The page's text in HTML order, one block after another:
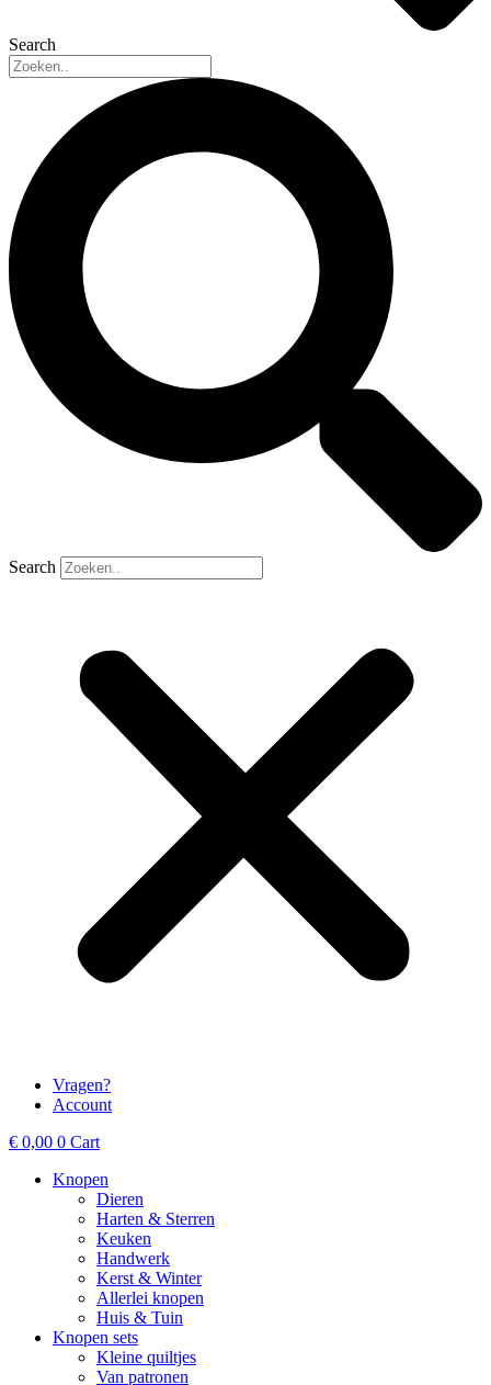
Search
Search
Vragen?
Account
€ 0,00 0 Cart
Knopen
Dieren
Harten & Sterren
Keuken
Handwerk
Kerst & Winter
Allerlei knopen
Huis & Tuin
Knopen sets
Kleine quiltjes
Van patronen